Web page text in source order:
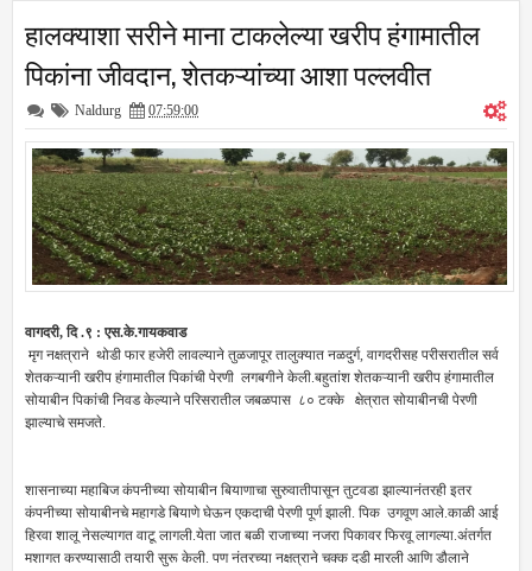
स्थलांतरित व न सापडलेल्या मतदारांची छाननी; दावे-हरकती दाखल
हालक्याशा सरीने माना टाकलेल्या खरीप हंगामातील
पिकांना जीवदान, शेतकऱ्यांच्या आशा पल्लवीत
Naldurg 07:59:00
वागदरी, दि .९ : एस.के.गायकवाड
मृग नक्षत्राने थोडी फार हजेरी लावल्याने तुळजापूर तालुक्यात नळदुर्ग, वागदरीसह परीसरातील सर्व
शेतकऱ्यानी खरीप हंगामातील पिकांची पेरणी लगबगीने केली.बहुतांश शेतकऱ्यानी खरीप हंगामातील
सोयाबीन पिकांची निवड केल्याने परिसरातील जबळपास ८० टक्के क्षेत्रात सोयाबीनची पेरणी
झाल्याचे समजते.
शासनाच्या महाबिज कंपनीच्या सोयाबीन बियाणाचा सुरुवातीपासून तुटवडा झाल्यानंतरही इतर
कंपनीच्या सोयाबीनचे महागडे बियाणे घेऊन एकदाची पेरणी पूर्ण झाली. पिक उगवूण आले.काळी आई
हिरवा शालू नेसल्यागत वाटू लागली.येता जात बळी राजाच्या नजरा पिकावर फिरवू लागल्या.अंतर्गत
मशागत करण्यासाठी तयारी सुरू केली. पण नंतरच्या नक्षत्राने चक्क दडी मारली आणि डौलाने